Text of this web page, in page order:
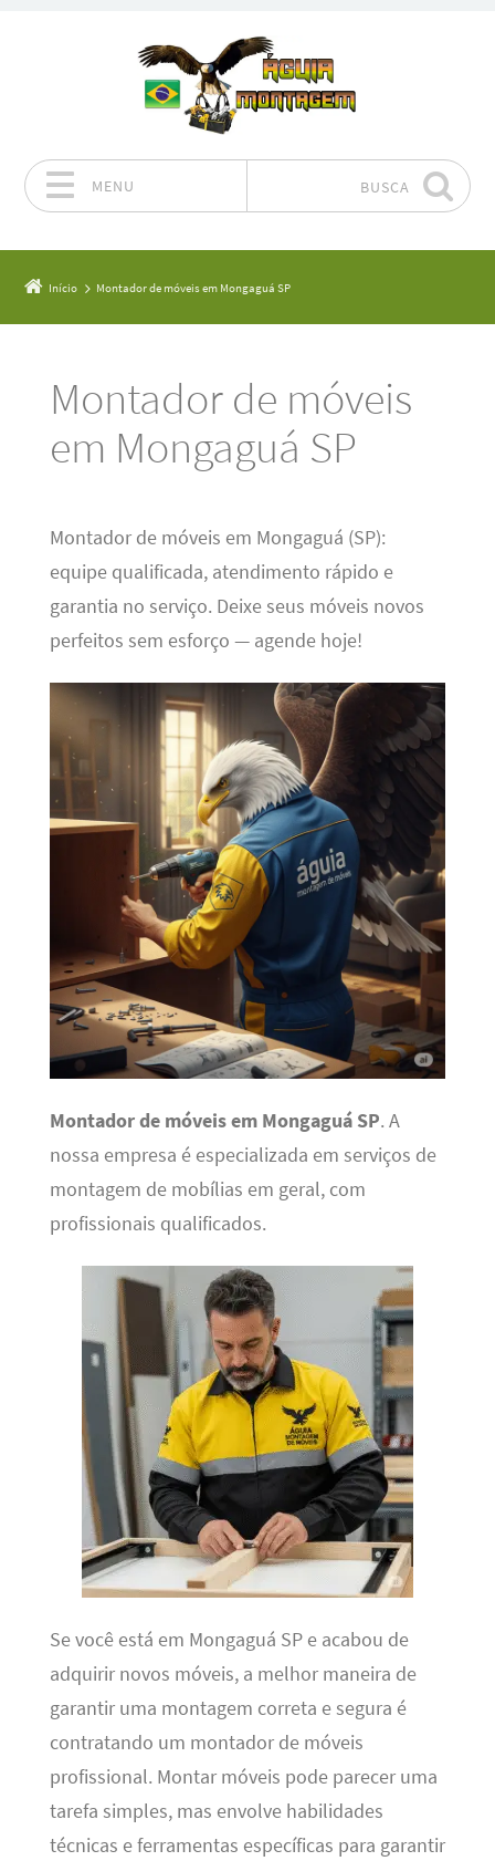
MENU BUSCA
Início Montador de móveis em Mongaguá SP
Montador de móveis
em Mongaguá SP
Montador de móveis em Mongaguá (SP):
equipe qualificada, atendimento rápido e
garantia no serviço. Deixe seus móveis novos
perfeitos sem esforço — agende hoje!
Montador de móveis em Mongaguá SP. A
nossa empresa é especializada em serviços de
montagem de mobílias em geral, com
profissionais qualificados.
Se você está em Mongaguá SP e acabou de
adquirir novos móveis, a melhor maneira de
garantir uma montagem correta e segura é
contratando um montador de móveis
profissional. Montar móveis pode parecer uma
tarefa simples, mas envolve habilidades
técnicas e ferramentas específicas para garantir